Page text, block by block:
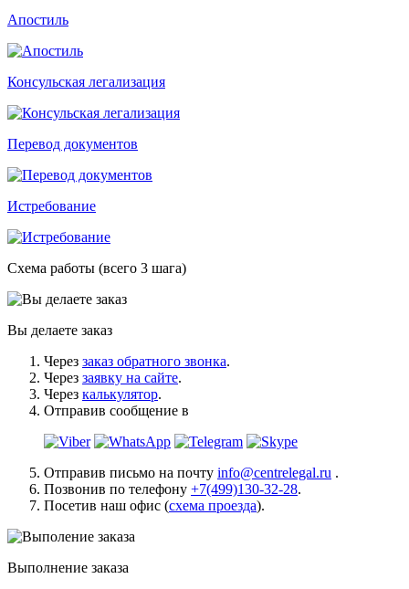
Апостиль
Консульская легализация
Перевод документов
Истребование
Схема работы (всего 3 шага)
Вы делаете заказ
Через заказ обратного звонка.
Через заявку на сайте.
Через калькулятор.
Отправив сообщение в
Отправив письмо на почту info@centrelegal.ru .
Позвонив по телефону +7(499)130-32-28.
Посетив наш офис (схема проезда).
Выполнение заказа